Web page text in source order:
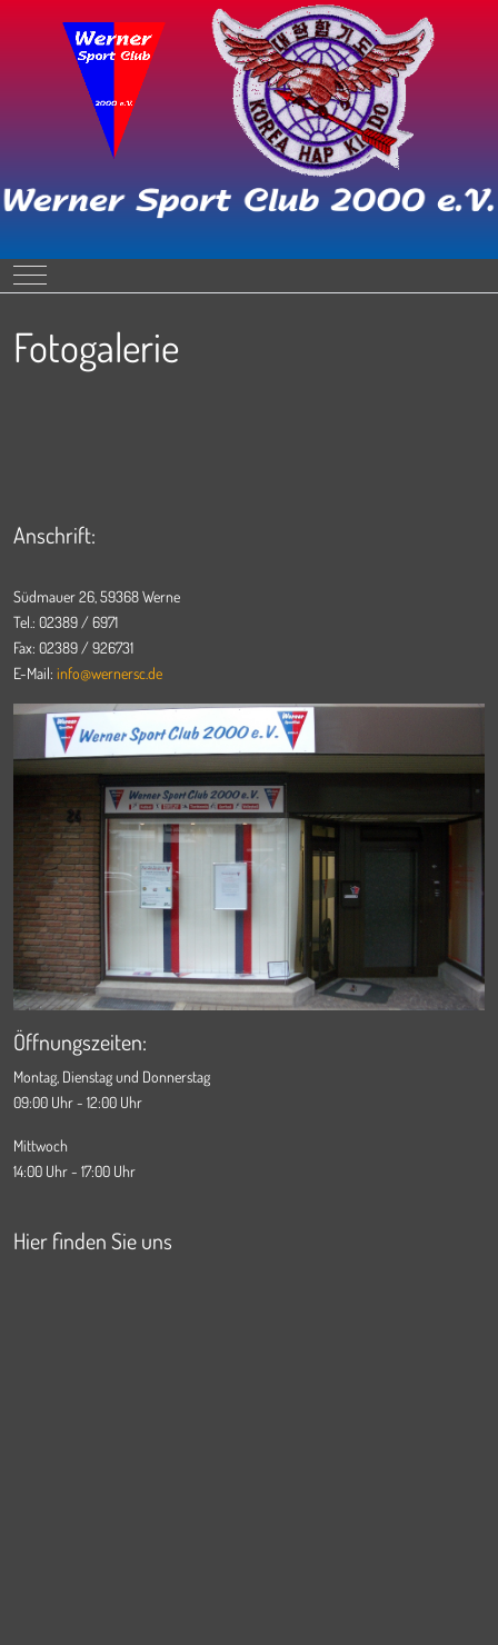
Mobile Menu Toggle
Fotogalerie
Anschrift:
Südmauer 26, 59368 Werne
Tel.: 02389 / 6971
Fax: 02389 / 926731
E-Mail: info@wernersc.de
Öffnungszeiten:
Montag, Dienstag und Donnerstag
09:00 Uhr - 12:00 Uhr
Mittwoch
14:00 Uhr - 17:00 Uhr
Hier finden Sie uns